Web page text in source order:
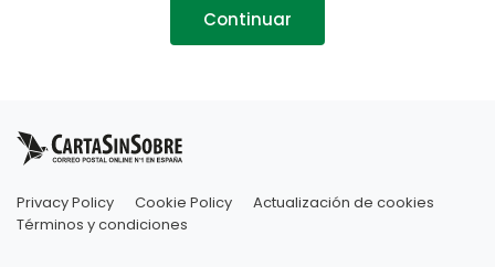
Continuar
Privacy Policy Cookie Policy
Actualización de cookies
Términos y condiciones